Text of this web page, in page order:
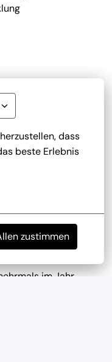
dass
beste Erlebnis
zustimmen
und
im Jahr